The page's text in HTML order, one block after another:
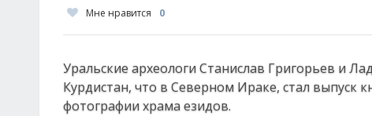
Мне нравится 0
Уральские археологи Станислав Григорьев и
Курдистан, что в Северном Ираке, стал выпуск
фотографии храма езидов.